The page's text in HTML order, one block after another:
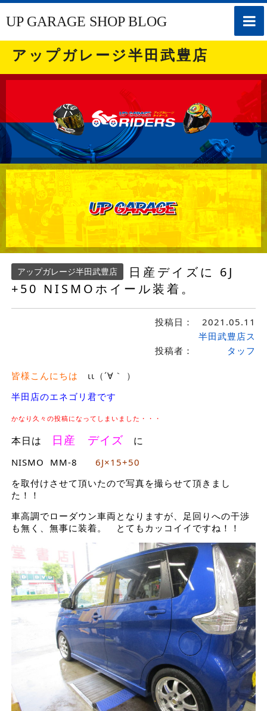
toggle
UP GARAGE SHOP BLOG
アップガレージ半田武豊店
アップガレージ半田武豊店
日産デイズに 6J
+50 NISMOホイール装着。
投稿日： 2021.05.11
投稿者：
半田武豊店ス
タッフ
皆様こんにちは ιι（´∀｀ ）
半田店のエネゴリ君です
かなり久々の投稿になってしまいました・・・
本日は 日産 デイズ に
NISMO MM-8
6J×15+50
を取付けさせて頂いたので写真を撮らせて頂きまし
た！！
車高調でローダウン車両となりますが、足回りへの干渉
も無く、無事に装着。 とてもカッコイイですね！！